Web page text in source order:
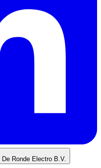
De Ronde Electro B.V.